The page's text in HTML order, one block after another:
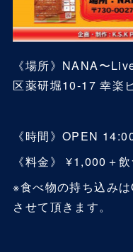
《場所》NANA〜
区薬研堀10-17 幸楽
《時間》OPEN
《料金》 ¥1,000＋
※食べ物の持ち込み
させて頂きます。